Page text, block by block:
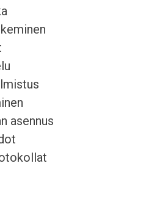
asennus